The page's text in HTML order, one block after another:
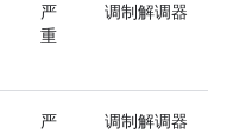
严
重
调制解调器
严
调制解调器